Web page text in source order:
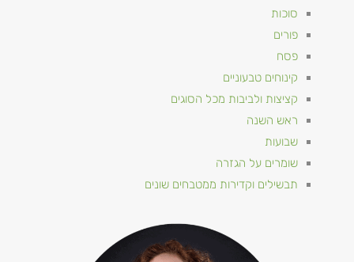
סוכות
פורים
פסח
קינוחים טבעוניים
קציצות ולביבות מכל הסוגים
ראש השנה
שבועות
שומרים על הגזרה
תבשילים וקדירות ממטבחים שונים